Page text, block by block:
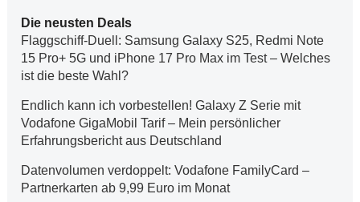
Die neusten Deals
Flaggschiff-Duell: Samsung Galaxy S25, Redmi Note
15 Pro+ 5G und iPhone 17 Pro Max im Test – Welches
ist die beste Wahl?
Endlich kann ich vorbestellen! Galaxy Z Serie mit
Vodafone GigaMobil Tarif – Mein persönlicher
Erfahrungsbericht aus Deutschland
Datenvolumen verdoppelt: Vodafone FamilyCard –
Partnerkarten ab 9,99 Euro im Monat